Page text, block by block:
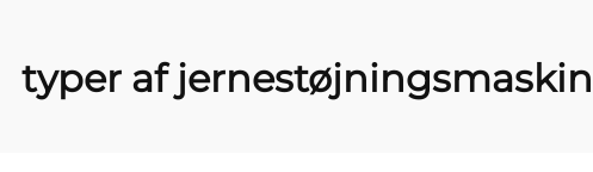
typer af